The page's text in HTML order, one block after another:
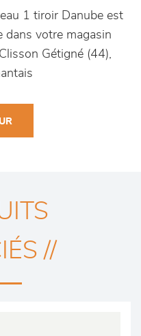
1 tiroir Danube est
dans votre magasin
Gétigné (44),
//